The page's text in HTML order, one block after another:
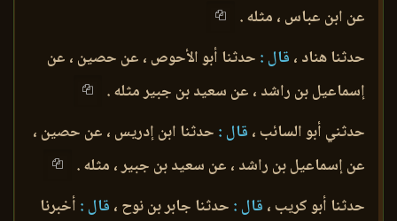
عن ابن عباس ، مثله .
حدثنا هناد ، قال : حدثنا أبو الأحوص ، عن حصين ، عن
إسماعيل بن راشد ، عن سعيد بن جبير مثله .
حدثني أبو السائب ، قال : حدثنا ابن إدريس ، عن حصين ،
عن إسماعيل بن راشد ، عن سعيد بن جبير ، مثله .
حدثنا أبو كريب ، قال : حدثنا جابر بن نوح ، قال : أخبرنا